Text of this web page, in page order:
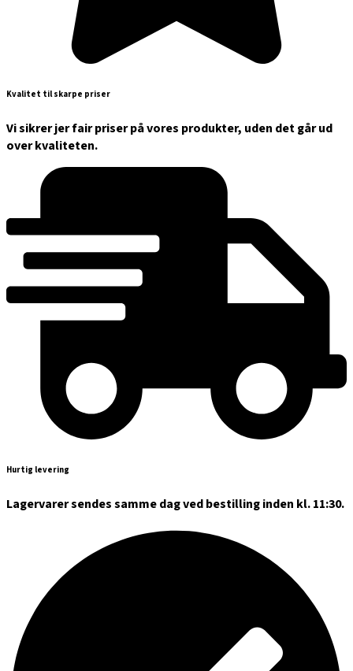
Kvalitet til skarpe priser
Vi sikrer jer fair priser på vores produkter, uden det går ud
over kvaliteten.
Hurtig levering
Lagervarer sendes samme dag ved bestilling inden kl. 11:30.